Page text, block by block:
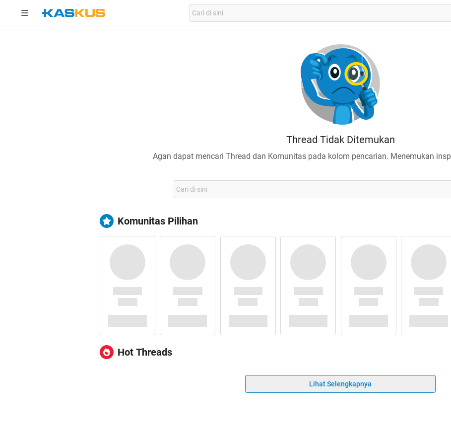
Thread Tidak Ditemukan
Agan dapat mencari Thread dan Komunitas pada kolom pencarian. Menemukan
Komunitas Pilihan
Hot Threads
Lihat Selengkapnya